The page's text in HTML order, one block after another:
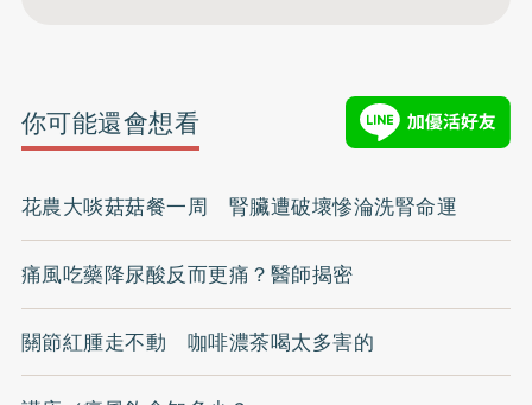
你可能還會想看
花農大啖菇菇餐一周 腎臟遭破壞慘淪洗腎命運
痛風吃藥降尿酸反而更痛？醫師揭密
關節紅腫走不動 咖啡濃茶喝太多害的